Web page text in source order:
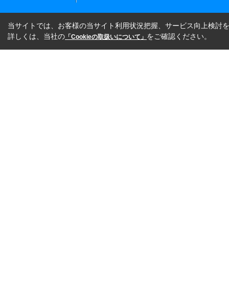
当サイトでは、お客様の当サイト利用状況把握、サービス向上検討
詳しくは、当社の 「Cookieの取扱いについて」 をご確認ください。